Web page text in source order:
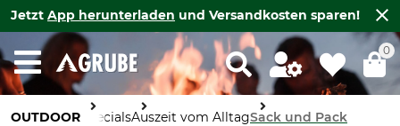
Jetzt App herunterladen und Versandkosten sparen!
0
OUTDOOR SpecialsAuszeit vom AlltagSack und Pack